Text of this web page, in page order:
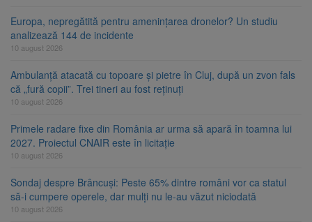
Europa, nepregătită pentru amenințarea dronelor? Un studiu
analizează 144 de incidente
10 august 2026
Ambulanță atacată cu topoare și pietre în Cluj, după un zvon fals
că „fură copii”. Trei tineri au fost reținuți
10 august 2026
Primele radare fixe din România ar urma să apară în toamna lui
2027. Proiectul CNAIR este în licitație
10 august 2026
Sondaj despre Brâncuși: Peste 65% dintre români vor ca statul
să-i cumpere operele, dar mulți nu le-au văzut niciodată
10 august 2026